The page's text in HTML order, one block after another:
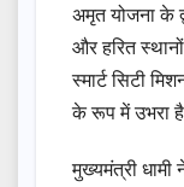
अमृत योजना के
और हरित
स्मार्ट सिटी
के रूप में उभरा
मुख्यमंत्री धामी